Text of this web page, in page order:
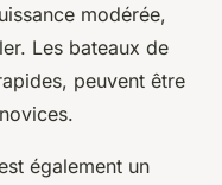
modérée,
Les bateaux de
peuvent être
également un